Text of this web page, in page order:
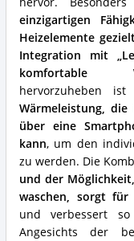
einzigartigen
Heizelemente
Integration mit
komfortable
hervorzuheben
Wärmeleistung,
über eine
kann, um den
zu werden. Die
und der
waschen, sorgt für
und verbessert
Angesichts der